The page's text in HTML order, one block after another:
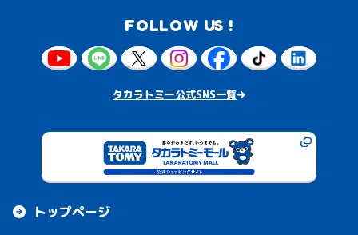
FOLLOW US !
タカラトミー公式SNS一覧
トップページ